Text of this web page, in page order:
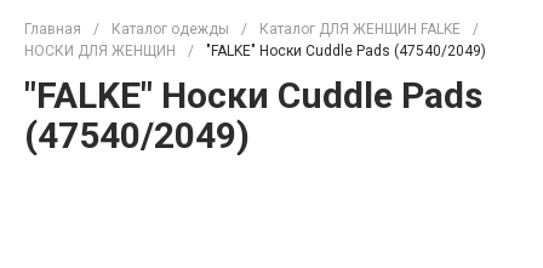
Главная / Каталог одежды / Каталог ДЛЯ ЖЕНЩИН FALKE
/
НОСКИ ДЛЯ ЖЕНЩИН
/ "FALKE" Носки Cuddle Pads (47540/2049)
"FALKE" Носки Cuddle Pads
(47540/2049)